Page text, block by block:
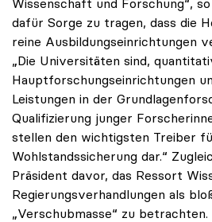
dafür Sorge zu tragen, dass die
reine Ausbildungseinrichtungen
„Die Universitäten sind,
Hauptforschungseinrichtungen
Leistungen in der
Qualifizierung junger
stellen den wichtigsten Treiber
Wohlstandssicherung dar.“
Präsident davor, das Ressort
Regierungsverhandlungen als
„Verschubmasse“ zu betrachten.